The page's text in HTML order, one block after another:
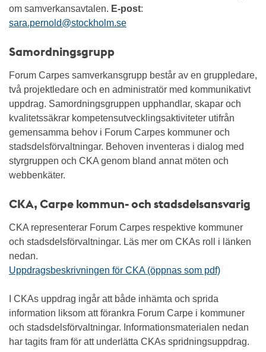
om samverkansavtalen. E-post:
sara.pernold@stockholm.se
Samordningsgrupp
Forum Carpes samverkansgrupp består av en gruppledare,
två projektledare och en administratör med kommunikativt
uppdrag. Samordningsgruppen upphandlar, skapar och
kvalitetssäkrar kompetensutvecklingsaktiviteter utifrån
gemensamma behov i Forum Carpes kommuner och
stadsdelsförvaltningar. Behoven inventeras i dialog med
styrgruppen och CKA genom bland annat möten och
webbenkäter.
CKA, Carpe kommun- och stadsdelsansvarig
CKA representerar Forum Carpes respektive kommuner
och stadsdelsförvaltningar. Läs mer om CKAs roll i länken
nedan.
Uppdragsbeskrivningen för CKA (öppnas som pdf)
I CKAs uppdrag ingår att både inhämta och sprida
information liksom att förankra Forum Carpe i kommuner
och stadsdelsförvaltningar. Informationsmaterialen nedan
har tagits fram för att underlätta CKAs spridningsuppdrag.